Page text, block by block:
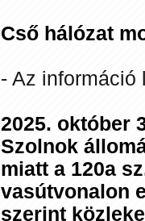
Cső hálózat
- Az információ
2025. október
Szolnok
miatt a 120a
vasútvonalon
szerint